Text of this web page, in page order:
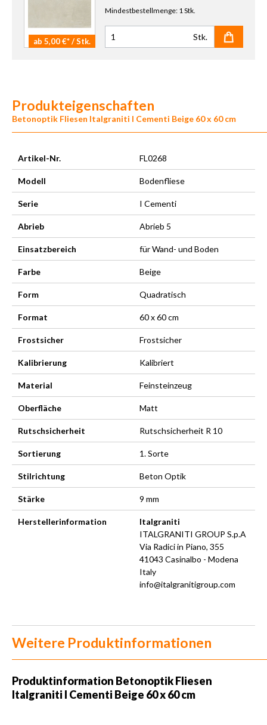
ab 5,00 €* / Stk.
Mindestbestellmenge: 1 Stk.
Anzahl Muster
Stk.
Produkteigenschaften
Betonoptik Fliesen Italgraniti I Cementi Beige 60 x 60 cm
Artikel-Nr. FL0268
Modell Bodenfliese
Serie I Cementi
Abrieb Abrieb 5
Einsatzbereich für Wand- und Boden
Farbe Beige
Form Quadratisch
Format 60 x 60 cm
Frostsicher Frostsicher
Kalibrierung Kalibriert
Material Feinsteinzeug
Oberfläche Matt
Rutschsicherheit Rutschsicherheit R 10
Sortierung 1. Sorte
Stilrichtung Beton Optik
Stärke 9 mm
Herstellerinformation
Italgraniti
ITALGRANITI GROUP S.p.A
Via Radici in Piano, 355
41043 Casinalbo - Modena
Italy
info@italgranitigroup.com
Weitere Produktinformationen
Produktinformation Betonoptik Fliesen
Italgraniti I Cementi Beige 60 x 60 cm